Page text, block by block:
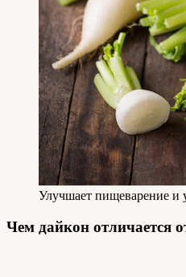
Улучшает пищеварение и
Чем дайкон отличается